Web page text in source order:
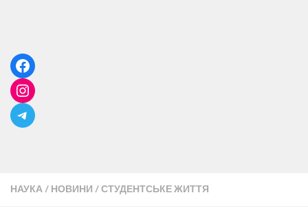
НАУКА/ НОВИНИ /СТУДЕНТСЬКЕ ЖИТТЯ